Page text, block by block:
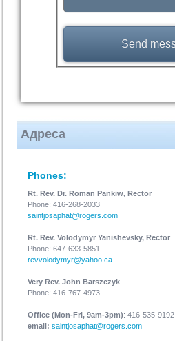
Адреса
Phones:
Rt. Rev. Dr. Roman Pankiw, Rector
Phone: 416-268-2033
saintjosaphat@rogers.com
Rt. Rev. Volodymyr Yanishevsky, Rector
Phone: 647-633-5851
revvolodymyr@yahoo.ca
Very Rev. John Barszczyk
Phone: 416-767-4973
Office (Mon-Fri, 9am-3pm): 416-535-9192
email: saintjosaphat@rogers.com